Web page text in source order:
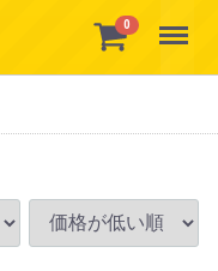
0 Menu